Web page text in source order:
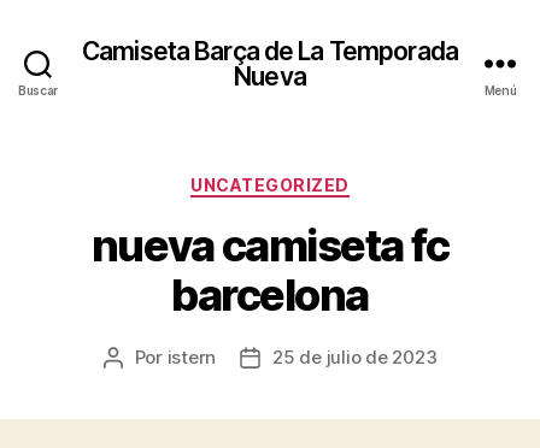
Buscar
Camiseta Barça de La Temporada
Nueva
Menú
Categorías
UNCATEGORIZED
nueva camiseta fc
barcelona
Autor
Por istern
Fecha25 de julio de 2023